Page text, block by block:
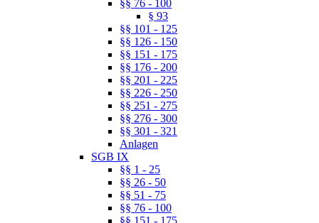
§§ 76 - 100
§ 93
§§ 101 - 125
§§ 126 - 150
§§ 151 - 175
§§ 176 - 200
§§ 201 - 225
§§ 226 - 250
§§ 251 - 275
§§ 276 - 300
§§ 301 - 321
Anlagen
SGB IX
§§ 1 - 25
§§ 26 - 50
§§ 51 - 75
§§ 76 - 100
§§ 151 - 175